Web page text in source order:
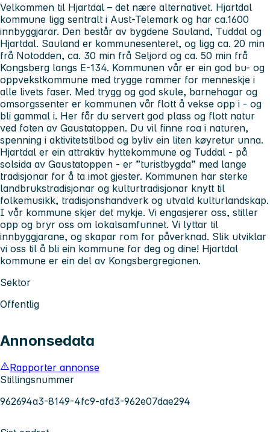
Velkommen til Hjartdal – det nære alternativet. Hjartdal
kommune ligg sentralt i Aust-Telemark og har ca.1600
innbyggjarar. Den består av bygdene Sauland, Tuddal og
Hjartdal. Sauland er kommunesenteret, og ligg ca. 20 min
frå Notodden, ca. 30 min frå Seljord og ca. 50 min frå
Kongsberg langs E-134. Kommunen vår er ein god bu- og
oppvekstkommune med trygge rammer for menneskje i
alle livets faser. Med trygg og god skule, barnehagar og
omsorgssenter er kommunen vår flott å vekse opp i - og
bli gammal i. Her får du servert god plass og flott natur
ved foten av Gaustatoppen. Du vil finne roa i naturen,
spenning i aktivitetstilbod og byliv ein liten køyretur unna.
Hjartdal er ein attraktiv hyttekommune og Tuddal - på
solsida av Gaustatoppen - er ”turistbygda” med lange
tradisjonar for å ta imot gjester. Kommunen har sterke
landbrukstradisjonar og kulturtradisjonar knytt til
folkemusikk, tradisjonshandverk og utvald kulturlandskap.
I vår kommune skjer det mykje. Vi engasjerer oss, stiller
opp og bryr oss om lokalsamfunnet. Vi lyttar til
innbyggjarane, og skapar rom for påverknad. Slik utviklar
vi oss til å bli ein kommune for deg og dine! Hjartdal
kommune er ein del av Kongsbergregionen.
Sektor
Offentlig
Annonsedata
Rapporter annonse
Stillingsnummer
962694a3-8149-4fc9-afd3-962e07dae294